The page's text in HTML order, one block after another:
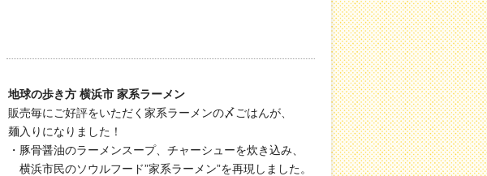
地球の歩き方 横浜市 家系ラーメン
販売毎にご好評をいただく家系ラーメンの〆ごはんが、
麺入りになりました！
・豚骨醤油のラーメンスープ、チャーシューを炊き込み、
横浜市民のソウルフード”家系ラーメン”を再現しました。